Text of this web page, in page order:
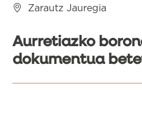
Zarautz Jauregia
Aurretiazko
dokumentua